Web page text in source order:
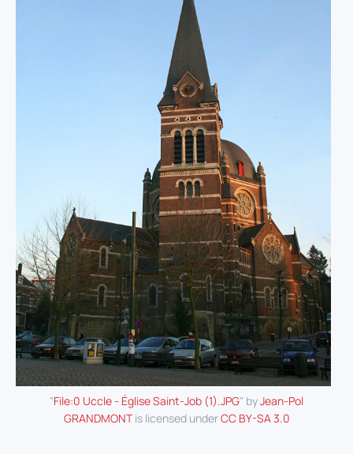
"File:0 Uccle - Église Saint-Job (1).JPG" byJean-Pol
GRANDMONTis licensed underCC BY-SA 3.0